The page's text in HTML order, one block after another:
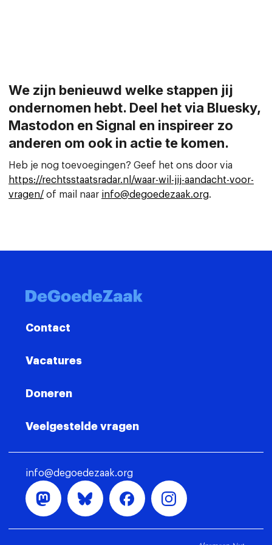
We zijn benieuwd welke stappen jij
ondernomen hebt. Deel het via Bluesky,
Mastodon en Signal en inspireer zo
anderen om ook in actie te komen.
Heb je nog toevoegingen? Geef het ons door via
https://rechtsstaatsradar.nl/waar-wil-jij-aandacht-voor-
vragen/ of mail naar info@degoedezaak.org.
Contact
Vacatures
Doneren
Veelgestelde vragen
info@degoedezaak.org